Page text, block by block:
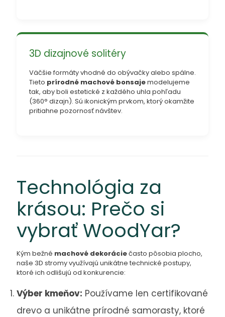
3D dizajnové solitéry
Väčšie formáty vhodné do obývačky alebo spálne.
Tieto prírodné machové bonsajemodelujeme
tak, aby boli estetické z každého uhla pohľadu
(360° dizajn). Sú ikonickým prvkom, ktorý okamžite
pritiahne pozornosť návštev.
Technológia za
krásou: Prečo si
vybrať WoodYar?
Kým bežné machové dekoráciečasto pôsobia plocho,
naše 3D stromy využívajú unikátne technické postupy,
ktoré ich odlišujú od konkurencie:
Výber kmeňov: Používame len certifikované
drevo a unikátne prírodné samorasty, ktoré